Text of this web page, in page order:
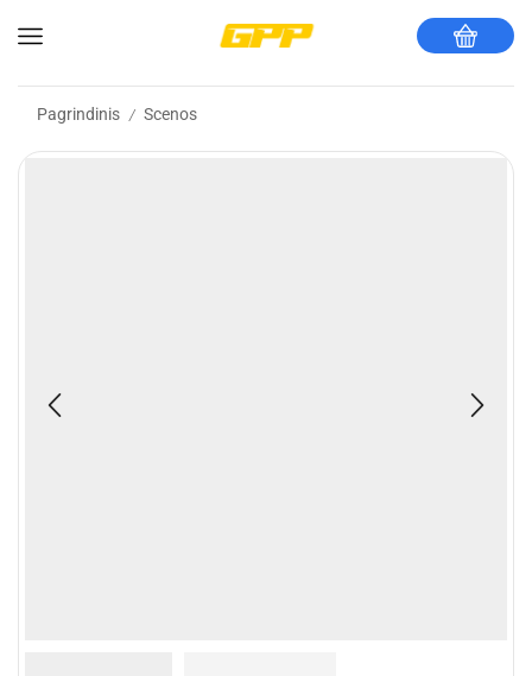
Pagrindinis / Scenos